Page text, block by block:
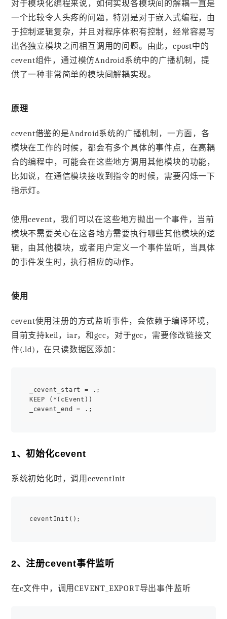
对于模块化编程来说，如何实现各模块间的解耦一直是
一个比较令人头疼的问题，特别是对于嵌入式编程，由
于控制逻辑复杂，并且对程序体积有控制，经常容易写
出各独立模块之间相互调用的问题。由此，cpost中的
cevent组件，通过模仿Android系统中的广播机制，提
供了一种非常简单的模块间解耦实现。
原理
cevent借鉴的是Android系统的广播机制，一方面，各
模块在工作的时候，都会有多个具体的事件点，在高耦
合的编程中，可能会在这些地方调用其他模块的功能，
比如说，在通信模块接收到指令的时候，需要闪烁一下
指示灯。
使用cevent，我们可以在这些地方抛出一个事件，当前
模块不需要关心在这各地方需要执行哪些其他模块的逻
辑，由其他模块，或者用户定义一个事件监听，当具体
的事件发生时，执行相应的动作。
使用
cevent使用注册的方式监听事件，会依赖于编译环境，
目前支持keil，iar，和gcc，对于gcc，需要修改链接文
件(.ld)，在只读数据区添加：
_cevent_start = .;
KEEP (*(cEvent))
1、初始化cevent
系统初始化时，调用ceventInit
2、注册cevent事件监听
在c文件中，调用CEVENT_EXPORT导出事件监听